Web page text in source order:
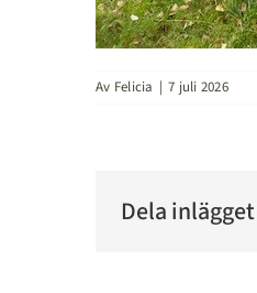
Av Felicia | 7 juli 2026
Dela